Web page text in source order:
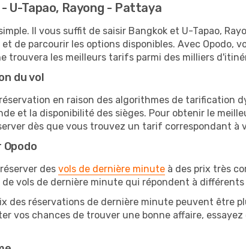
U-Tapao, Rayong - Pattaya
Il vous suffit de saisir Bangkok et U-Tapao,
de parcourir les options disponibles. Avec Opodo,
les meilleurs tarifs parmi des milliers
du vol
en raison des algorithmes de tarification
et la disponibilité des sièges. Pour obtenir le
dès que vous trouvez un tarif correspondant à
des vols de dernière minute à des prix très
vols de dernière minute qui répondent à différents
des réservations de dernière minute peuvent être
vos chances de trouver une bonne affaire,